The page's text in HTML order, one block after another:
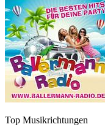
Top Musikrichtungen